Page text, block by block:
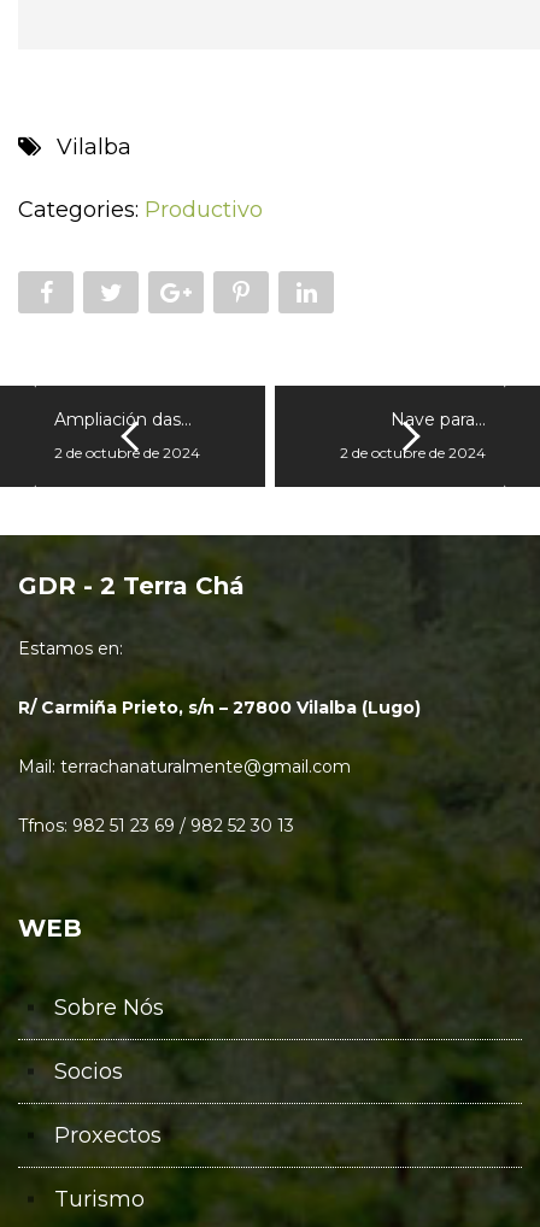
Vilalba
Categories: Productivo
Ampliación das…
2 de octubre de 2024
Nave para…
2 de octubre de 2024
GDR - 2 Terra Chá
Estamos en:
R/ Carmiña Prieto, s/n – 27800 Vilalba (Lugo)
Mail: terrachanaturalmente@gmail.com
Tfnos: 982 51 23 69 / 982 52 30 13
WEB
Sobre Nós
Socios
Proxectos
Turismo